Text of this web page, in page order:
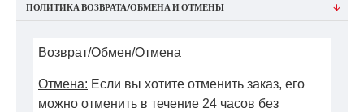
ПОЛИТИКА ВОЗВРАТА/ОБМЕНА И ОТМЕНЫ
Возврат/Обмен/Отмена
Отмена: Если вы хотите отменить заказ, его
можно отменить в течение 24 часов без